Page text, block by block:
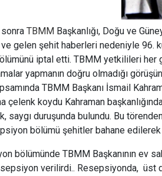
TBMM Başkanlığı, Doğu ve
gelen şehit haberleri nedeniyle 96.
iptal etti. TBMM yetkilileri her
yapmanın doğru olmadığı
TBMM Başkanı İsmail
çelenk koydu Kahraman
saygı duruşunda bulundu. Bu
bölümü şehitler bahane edilerek
bölümünde TBMM Başkanının ev
verilirdi.. Resepsiyonda,